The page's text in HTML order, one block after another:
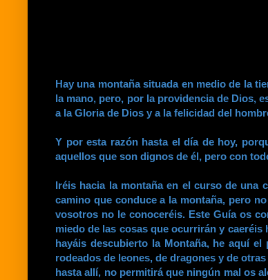
Hay una montaña situada en medio de la
la mano, pero, por la providencia de Dios,
a la Gloria de Dios y a la felicidad del
Y por esta razón hasta el día de hoy,
aquellos que son dignos de él, pero con
Iréis hacia la montaña en el curso de una
camino que conduce a la montaña, pero
vosotros no le conoceréis. Este Guía os
miedo de las cosas que ocurrirán y
hayáis descubierto la Montaña, he aquí
rodeados de leones, de dragones y de
hasta allí, no permitirá que ningún mal os